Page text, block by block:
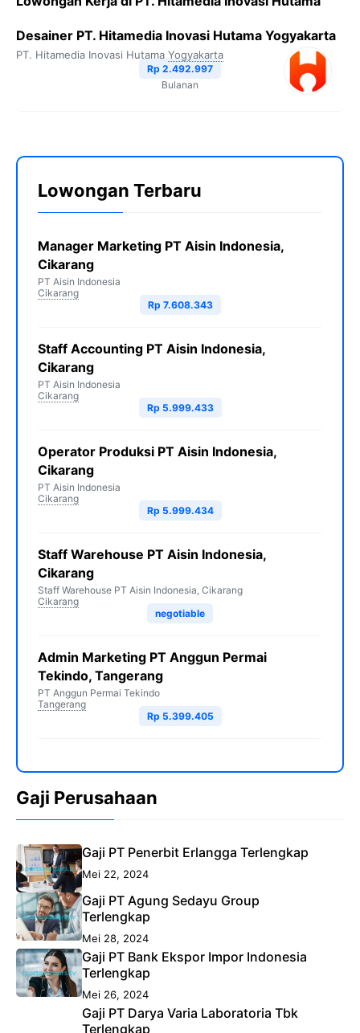
Desainer PT. Hitamedia Inovasi Hutama Yogyakarta
PT. Hitamedia Inovasi Hutama Yogyakarta
Rp 2.492.997
Bulanan
Lowongan Terbaru
Manager Marketing PT Aisin Indonesia,
Cikarang
PT Aisin Indonesia
Cikarang
Rp 7.608.343
Staff Accounting PT Aisin Indonesia,
Cikarang
PT Aisin Indonesia
Cikarang
Rp 5.999.433
Operator Produksi PT Aisin Indonesia,
Cikarang
PT Aisin Indonesia
Cikarang
Rp 5.999.434
Staff Warehouse PT Aisin Indonesia,
Cikarang
Staff Warehouse PT Aisin Indonesia, Cikarang
Cikarang
negotiable
Admin Marketing PT Anggun Permai
Tekindo, Tangerang
PT Anggun Permai Tekindo
Tangerang
Rp 5.399.405
Gaji Perusahaan
Gaji PT Penerbit Erlangga Terlengkap
Mei 22, 2024
Gaji PT Agung Sedayu Group
Terlengkap
Mei 28, 2024
Gaji PT Bank Ekspor Impor Indonesia
Terlengkap
Mei 26, 2024
Gaji PT Darya Varia Laboratoria Tbk
Terlengkap